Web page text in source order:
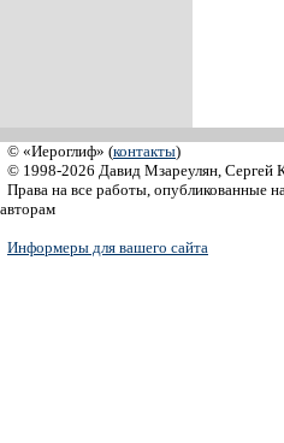
© «Иероглиф» (контакты)
© 1998-2026 Давид Мзареулян, Сергей
Права на все работы, опубликованные
авторам
Информеры для вашего сайта